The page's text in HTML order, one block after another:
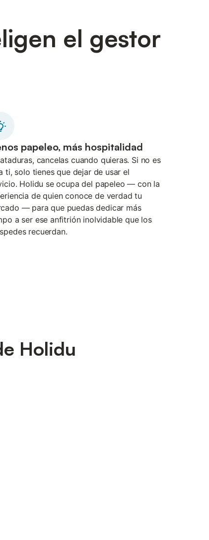
el gestor
papeleo, más hospitalidad
cancelas cuando quieras. Si no es
ti, solo tienes que dejar de usar el
Holidu se ocupa del papeleo — con la
de quien conoce de verdad tu
— para que puedas dedicar más
a ser ese anfitrión inolvidable que los
recuerdan.
Holidu